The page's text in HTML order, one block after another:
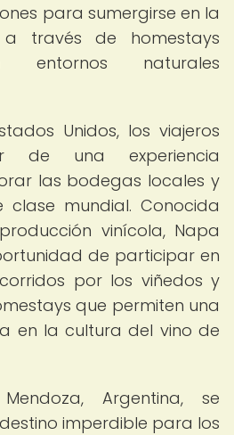
para sumergirse en la
través de homestays
entornos naturales
Unidos, los viajeros
de una experiencia
las bodegas locales y
clase mundial. Conocida
vinícola, Napa
de participar en
por los viñedos y
que permiten una
en la cultura del vino de
Argentina, se
imperdible para los